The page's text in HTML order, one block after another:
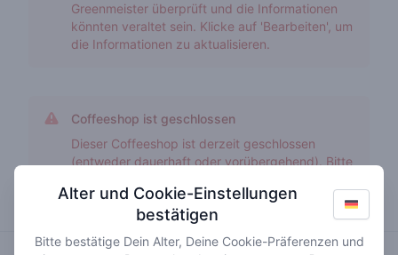
Greenmeister überprüft und die Informationen
könnten veraltet sein. Klicke auf 'Bearbeiten', um
die Informationen zu aktualisieren.
Coffeeshop ist geschlossen
Dieser Coffeeshop ist derzeit geschlossen
(entweder dauerhaft oder vorübergehend). Bitte
Alter und Cookie-Einstellungen
bestätigen
Bitte bestätige Dein Alter, Deine Cookie-Präferenzen und